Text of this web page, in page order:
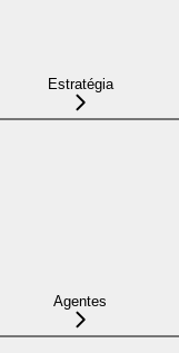
Estratégia
Agentes